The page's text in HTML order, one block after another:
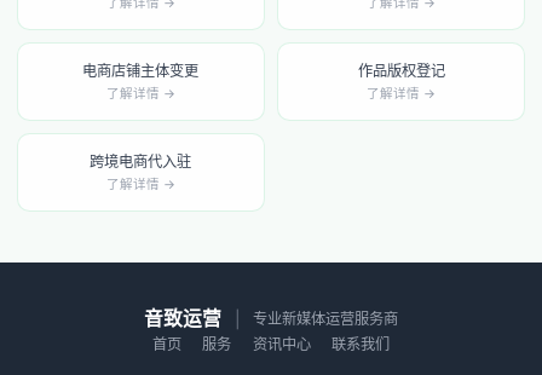
电商店铺主体变更
了解详情 →
作品版权登记
了解详情 →
跨境电商代入驻
了解详情 →
音致运营
专业新媒体运营服务商
首页
服务 资讯中心 联系我们